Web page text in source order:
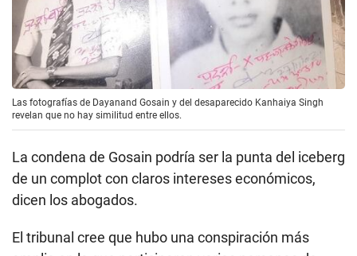
Las fotografías de Dayanand Gosain y del desaparecido Kanhaiya Singh
revelan que no hay similitud entre ellos.
La condena de Gosain podría ser la punta del iceberg
de un complot con claros intereses económicos,
dicen los abogados.
El tribunal cree que hubo una conspiración más